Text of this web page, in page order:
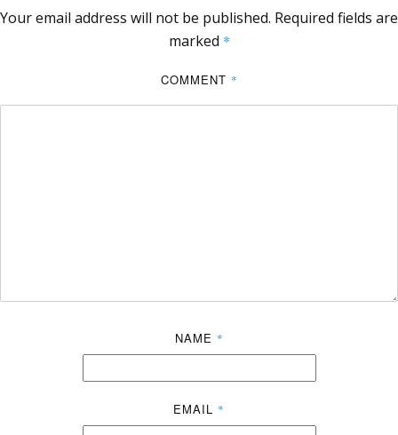
Your email address will not be published. Required fields are
marked *
COMMENT *
NAME *
EMAIL *